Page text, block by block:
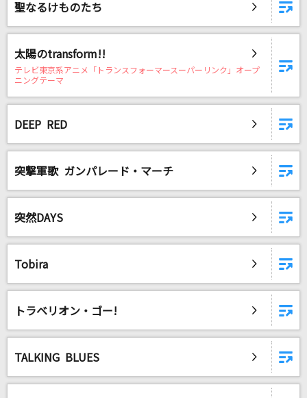
聖なるけものたち
太陽のtransform!!
テレビ東京系アニメ「トランスフォーマースーパーリンク」オープ
ニングテーマ
DEEP RED
突撃軍歌 ガンパレード・マーチ
突然DAYS
Tobira
トラベリオン・ゴー!
TALKING BLUES